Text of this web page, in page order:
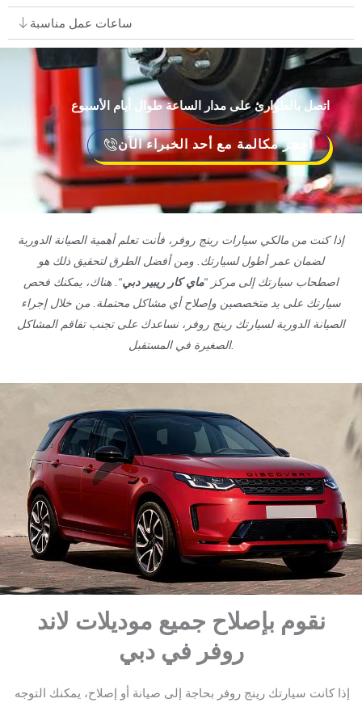
ساعات عمل مناسبة
اتصل بالطوارئ على مدار الساعة طوال أيام الأسبوع
احجز مكالمة مع أحد الخبراء الآن
إذا كنت من مالكي سيارات رينج روفر، فأنت تعلم أهمية الصيانة الدورية
لضمان عمر أطول لسيارتك. ومن أفضل الطرق لتحقيق ذلك هو
اصطحاب سيارتك إلى مركز “ماي كار ريبير دبي“. هناك، يمكنك فحص
سيارتك على يد متخصصين وإصلاح أي مشاكل محتملة. من خلال إجراء
الصيانة الدورية لسيارتك رينج روفر، نساعدك على تجنب تفاقم المشاكل
الصغيرة في المستقبل.
نقوم بإصلاح جميع موديلات لاند
روفر في دبي
إذا كانت سيارتك رينج روفر بحاجة إلى صيانة أو إصلاح، يمكنك التوجه